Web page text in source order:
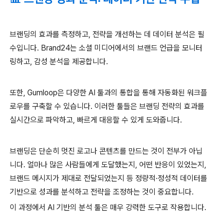
브랜딩의 효과를 측정하고, 전략을 개선하는 데 데이터 분석은 필
수입니다. Brand24는 소셜 미디어에서의 브랜드 언급을 모니터
링하고, 감성 분석을 제공합니다.
또한, Gumloop은 다양한 AI 툴과의 통합을 통해 자동화된 워크플
로우를 구축할 수 있습니다. 이러한 툴들은 브랜딩 전략의 효과를
실시간으로 파악하고, 빠르게 대응할 수 있게 도와줍니다.
브랜딩은 단순히 멋진 로고나 콘텐츠를 만드는 것이 전부가 아닙
니다. 얼마나 많은 사람들에게 도달했는지, 어떤 반응이 있었는지,
브랜드 메시지가 제대로 전달되었는지 등 정량적·정성적 데이터를
기반으로 성과를 분석하고 전략을 조정하는 것이 중요합니다.
이 과정에서 AI 기반의 분석 툴은 매우 강력한 도구로 작용합니다.